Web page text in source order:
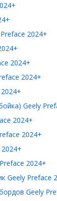
2024+
2024+
2024+
Geely
2024+
2024+
2024+
Geely Preface
Geely